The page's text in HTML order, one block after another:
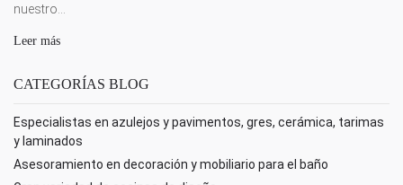
nuestro...
Leer más
CATEGORÍAS BLOG
Especialistas en azulejos y pavimentos, gres, cerámica, tarimas
y laminados
Asesoramiento en decoración y mobiliario para el baño